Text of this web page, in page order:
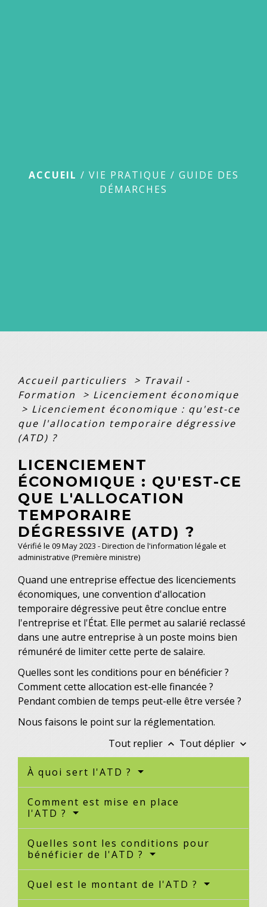
ACCUEIL / VIE PRATIQUE / GUIDE DES
DÉMARCHES
Accueil particuliers > Travail -
Formation
> Licenciement économique
> Licenciement économique : qu'est-ce
que l'allocation temporaire dégressive
(ATD) ?
LICENCIEMENT
ÉCONOMIQUE : QU'EST-CE
QUE L'ALLOCATION
TEMPORAIRE
DÉGRESSIVE (ATD) ?
Vérifié le 09 May 2023 - Direction de l'information légale et
administrative (Première ministre)
Quand une entreprise effectue des licenciements
économiques, une convention d'allocation
temporaire dégressive peut être conclue entre
l'entreprise et l'État. Elle permet au salarié reclassé
dans une autre entreprise à un poste moins bien
rémunéré de limiter cette perte de salaire.
Quelles sont les conditions pour en bénéficier ?
Comment cette allocation est-elle financée ?
Pendant combien de temps peut-elle être versée ?
Nous faisons le point sur la réglementation.
Tout replier keyboard_arrow_up Tout déplier keyboard_arrow_down
À quoi sert l'ATD ?
Comment est mise en place
l'ATD ?
Quelles sont les conditions pour
bénéficier de l'ATD ?
Quel est le montant de l'ATD ?